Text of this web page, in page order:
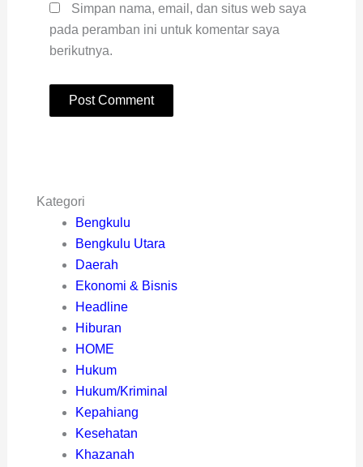
Simpan nama, email, dan situs web saya
pada peramban ini untuk komentar saya
berikutnya.
Kategori
Bengkulu
Bengkulu Utara
Daerah
Ekonomi & Bisnis
Headline
Hiburan
HOME
Hukum
Hukum/Kriminal
Kepahiang
Kesehatan
Khazanah